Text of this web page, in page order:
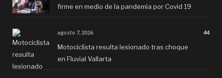
firme en medio de la pandemia por Covid 19
agosto 7, 2026 44
Motociclista resulta lesionado tras choque
en Fluvial Vallarta